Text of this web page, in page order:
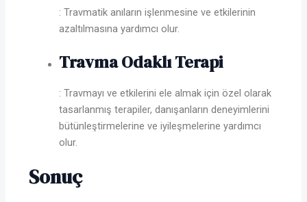
: Travmatik anıların işlenmesine ve etkilerinin
azaltılmasına yardımcı olur.
Travma Odaklı Terapi
: Travmayı ve etkilerini ele almak için özel olarak
tasarlanmış terapiler, danışanların deneyimlerini
bütünleştirmelerine ve iyileşmelerine yardımcı
olur.
Sonuç